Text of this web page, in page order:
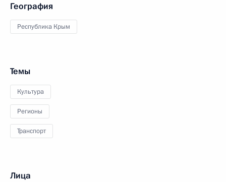
География
Республика Крым
Темы
Культура
Регионы
Транспорт
Лица